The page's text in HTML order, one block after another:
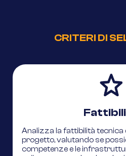
CRITERI DI
Analizza la fattibilità tecnica
progetto, valutando se
competenze e le